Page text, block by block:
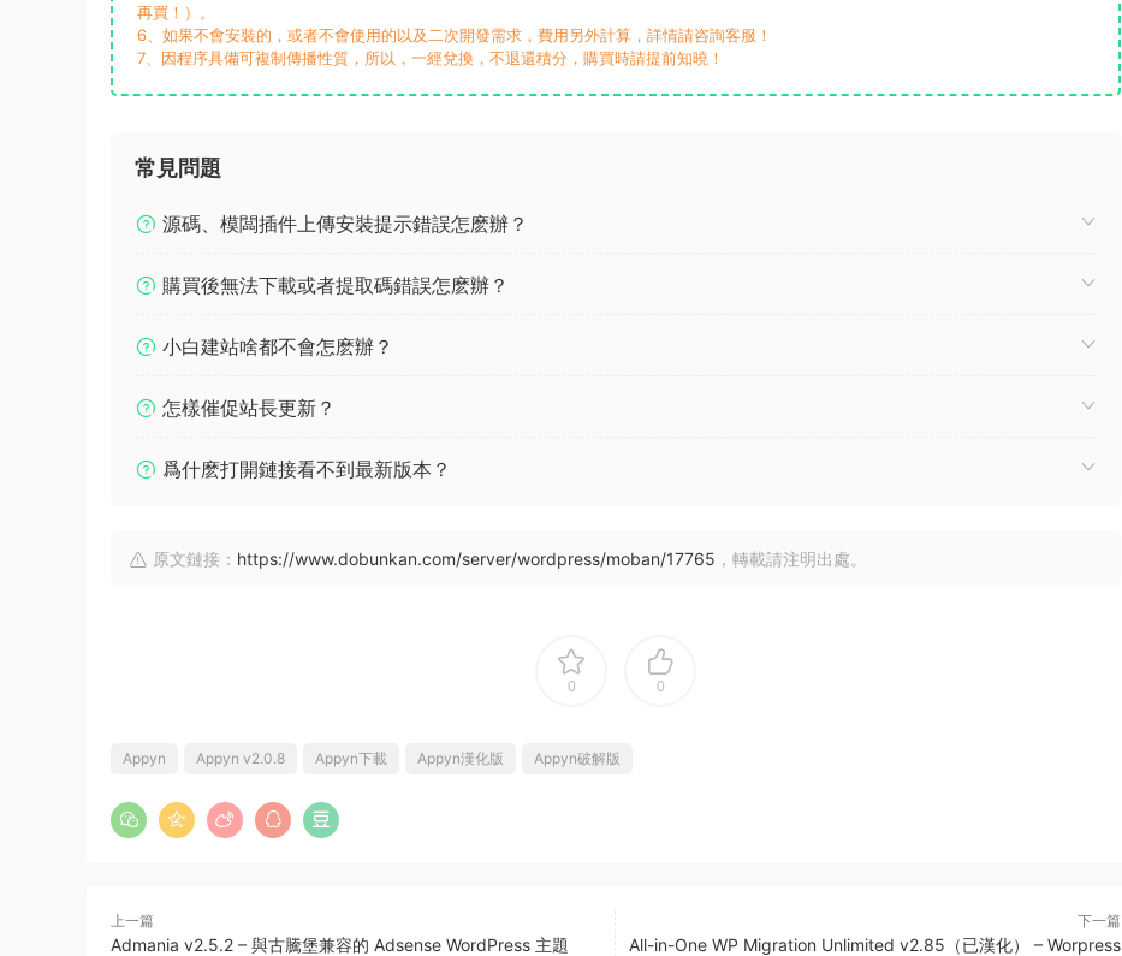
再買！）。
6、如果不會安裝的，或者不會使用的以及二次開發需求，費用另外計算，詳情請咨詢客服！
7、因程序具備可複制傳播性質，所以，一經兌換，不退還積分，購買時請提前知曉！
常見問題
源碼、模闆插件上傳安裝提示錯誤怎麽辦？
購買後無法下載或者提取碼錯誤怎麽辦？
小白建站啥都不會怎麽辦？
怎樣催促站長更新？
爲什麽打開鏈接看不到最新版本？
原文鏈接： https://www.dobunkan.com/server/wordpress/moban/17765 ，轉載請注明出處。
0 0
Appyn Appyn v2.0.8 Appyn下載 Appyn漢化版 Appyn破解版
上一篇
Admania v2.5.2 – 與古騰堡兼容的 Adsense WordPress 主題
下一篇
All-in-One WP Migration Unlimited v2.85（已漢化） – Worpress